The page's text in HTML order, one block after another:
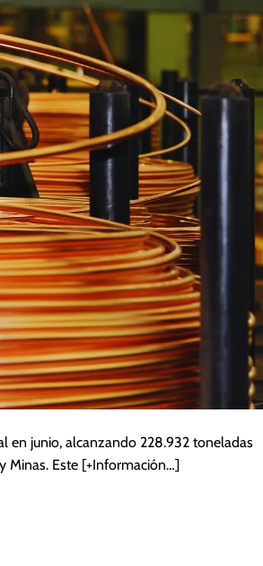
en junio, alcanzando 228.932 toneladas
Minas. Este [+Información…]